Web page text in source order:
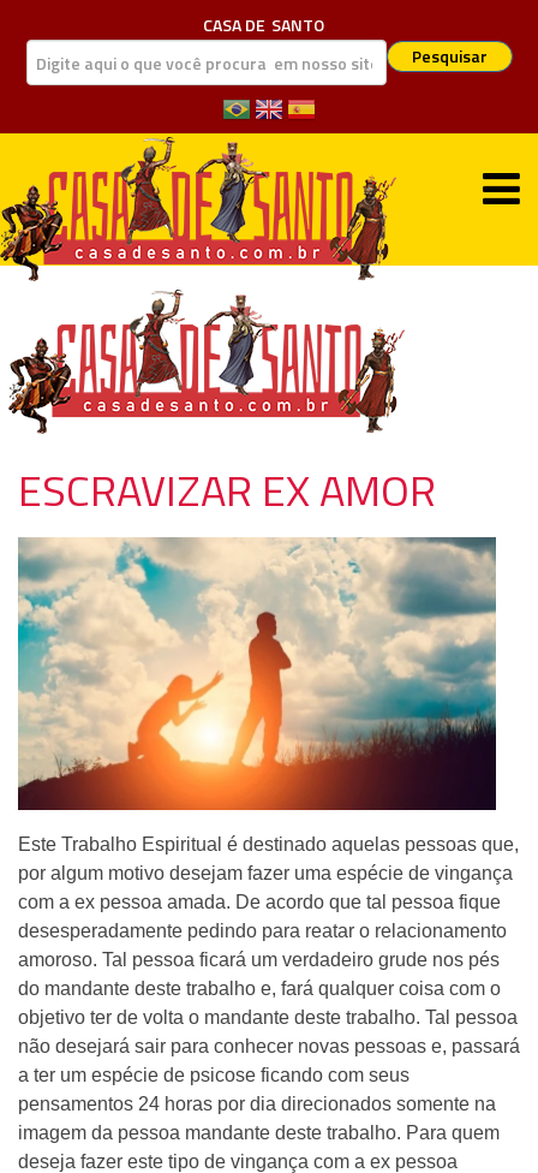
CASA DE SANTO
Pesquisar
ESCRAVIZAR EX AMOR
Este Trabalho Espiritual é destinado aquelas pessoas que,
por algum motivo desejam fazer uma espécie de vingança
com a ex pessoa amada. De acordo que tal pessoa fique
desesperadamente pedindo para reatar o relacionamento
amoroso. Tal pessoa ficará um verdadeiro grude nos pés
do mandante deste trabalho e, fará qualquer coisa com o
objetivo ter de volta o mandante deste trabalho. Tal pessoa
não desejará sair para conhecer novas pessoas e, passará
a ter um espécie de psicose ficando com seus
pensamentos 24 horas por dia direcionados somente na
imagem da pessoa mandante deste trabalho. Para quem
deseja fazer este tipo de vingança com a ex pessoa